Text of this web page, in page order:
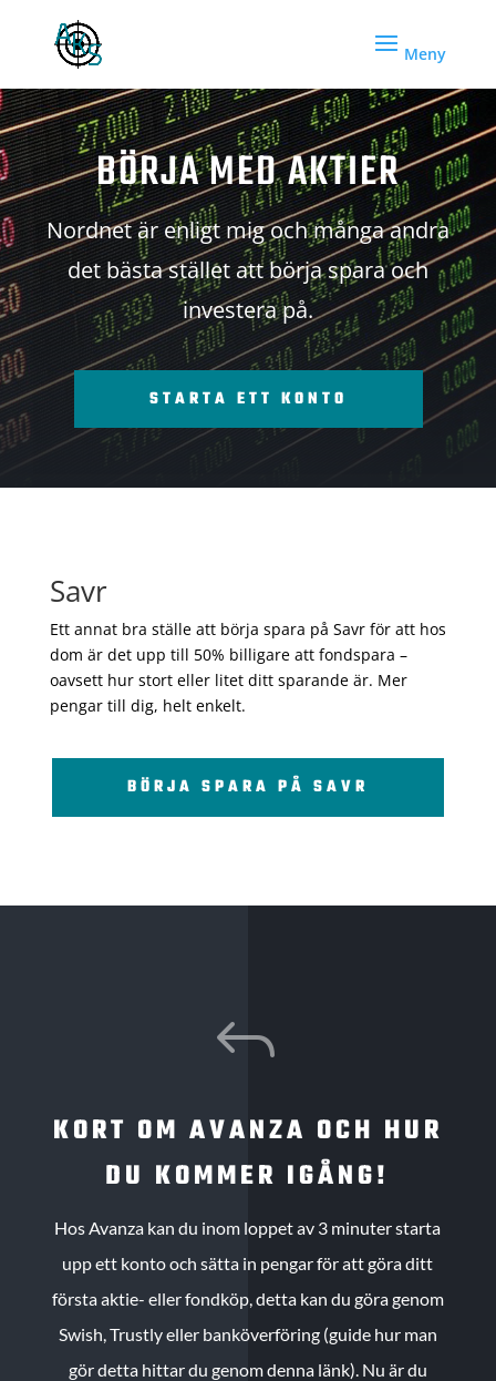
BÖRJA MED AKTIER
Nordnet är enligt mig och många andra
det bästa stället att börja spara och
investera på.
STARTA ETT KONTO
Savr
Ett annat bra ställe att börja spara på Savr för att hos
dom är det upp till 50% billigare att fondspara –
oavsett hur stort eller litet ditt sparande är. Mer
pengar till dig, helt enkelt.
BÖRJA SPARA PÅ SAVR
J
KORT OM AVANZA OCH HUR
DU KOMMER IGÅNG!
Hos Avanza kan du inom loppet av 3 minuter starta
upp ett konto och sätta in pengar för att göra ditt
första aktie- eller fondköp, detta kan du göra genom
Swish, Trustly eller banköverföring (guide hur man
gör detta hittar du genom denna länk). Nu är du